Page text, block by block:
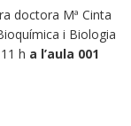
doctora Mª Cinta
i Biologia
h a l’aula 001